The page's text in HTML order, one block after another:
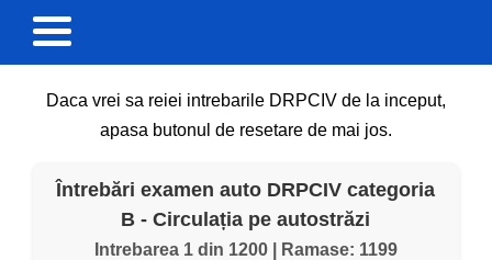
Daca vrei sa reiei intrebarile DRPCIV de la inceput,
apasa butonul de resetare de mai jos.
Întrebări examen auto DRPCIV categoria
B - Circulația pe autostrăzi
Intrebarea 1 din 1200 | Ramase: 1199